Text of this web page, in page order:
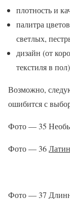
плотность и
палитра
светлых,
дизайн (от
текстиля в
Возможно,
ошибится с
Фото — 35
Фото — 36
Фото — 37